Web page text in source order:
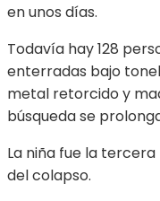
en unos días.
Todavía hay 128
enterradas bajo
metal retorcido y
búsqueda se
La niña fue la
del colapso.